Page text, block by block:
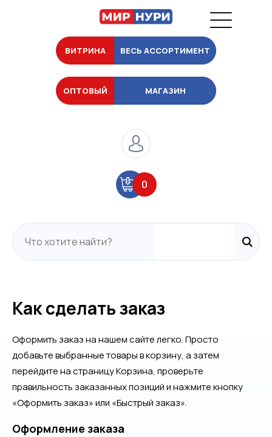
ВИТРИНА ВЕСЬ АССОРТИМЕНТ
ОПТОВЫЙ МАГАЗИН
0
Как сделать заказ
Оформить заказ на нашем сайте легко. Просто
добавьте выбранные товары в корзину, а затем
перейдите на страницу Корзина, проверьте
правильность заказанных позиций и нажмите кнопку
«Оформить заказ» или «Быстрый заказ».
Оформление заказа